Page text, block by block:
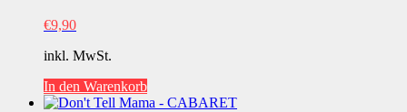
€9,90
inkl. MwSt.
In den Warenkorb